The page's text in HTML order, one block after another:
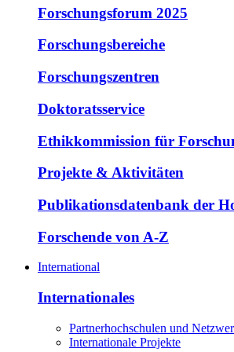
Forschungsforum 2025
Forschungsbereiche
Forschungszentren
Doktoratsservice
Ethikkommission für
Projekte & Aktivitäten
Publikationsdatenbank der
Forschende von A-Z
International
Internationales
Partnerhochschulen und
Internationale Projekte